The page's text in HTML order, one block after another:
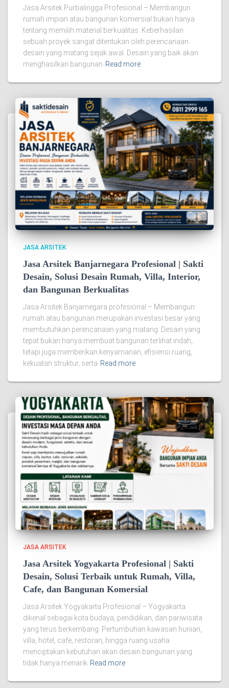
Jasa Arsitek Purbalingga Profesional – Membangun
rumah impian atau bangunan komersial bukan hanya
tentang memilih material berkualitas. Keberhasilan
sebuah proyek sangat ditentukan oleh perencanaan
desain yang matang sejak awal. Desain yang baik akan
menghasilkan bangunan Read more
JASA ARSITEK
Jasa Arsitek Banjarnegara Profesional | Sakti
Desain, Solusi Desain Rumah, Villa, Interior,
dan Bangunan Berkualitas
Jasa Arsitek Banjarnegara profesional – Membangun
rumah atau bangunan merupakan investasi besar yang
membutuhkan perencanaan yang matang. Desain yang
tepat bukan hanya membuat bangunan terlihat indah,
tetapi juga memberikan kenyamanan, efisiensi ruang,
kekuatan struktur, serta Read more
JASA ARSITEK
Jasa Arsitek Yogyakarta Profesional | Sakti
Desain, Solusi Terbaik untuk Rumah, Villa,
Cafe, dan Bangunan Komersial
Jasa Arsitek Yogyakarta Profesional – Yogyakarta
dikenal sebagai kota budaya, pendidikan, dan pariwisata
yang terus berkembang. Pertumbuhan kawasan hunian,
villa, hotel, cafe, restoran, hingga ruang usaha
menciptakan kebutuhan akan desain bangunan yang
tidak hanya menarik Read more